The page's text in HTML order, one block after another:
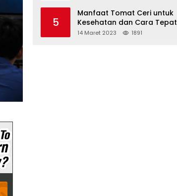
5
Manfaat Tomat Ceri untuk
Kesehatan dan Cara Tepat
Mengonsumsinya
14 Maret 2023 1891